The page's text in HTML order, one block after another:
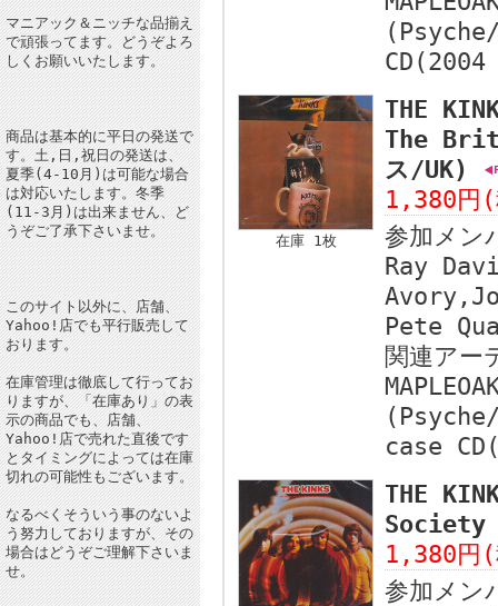
マニアック＆ニッチな品揃え
で頑張ってます。どうぞよろ
しくお願いいたします。
商品は基本的に平日の発送で
す。土,日,祝日の発送は、
夏季(4-10月)は可能な場合
は対応いたします。冬季
(11-3月)は出来ません、ど
うぞご了承下さいませ。
このサイト以外に、店舗、
Yahoo!店でも平行販売して
おります。
在庫管理は徹底して行ってお
りますが、「在庫あり」の表
示の商品でも、店舗、
Yahoo!店で売れた直後です
とタイミングによっては在庫
切れの可能性もございます。
なるべくそういう事のないよ
う努力しておりますが、その
場合はどうぞご理解下さいま
せ。
在庫 1枚
THE
The
ス/UK)
1,380円
参加メン
Ray
Pete
関連アー
case
THE
Society
1,380円
参加メン